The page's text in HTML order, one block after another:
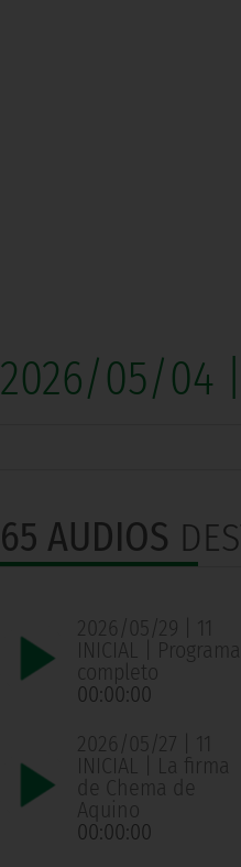
2026/05/04
65 AUDIOS
2026/05/29 | 11
INICIAL | Programa
completo
00:00:00
2026/05/27 | 11
INICIAL | La firma
de Chema de
Aquino
00:00:00